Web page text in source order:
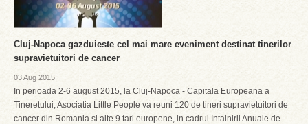
Cluj-Napoca gazduieste cel mai mare eveniment destinat tinerilor
supravietuitori de cancer
03 Aug 2015
In perioada 2-6 august 2015, la Cluj-Napoca - Capitala Europeana a
Tineretului, Asociatia Little People va reuni 120 de tineri supravietuitori de
cancer din Romania si alte 9 tari europene, in cadrul Intalnirii Anuale de